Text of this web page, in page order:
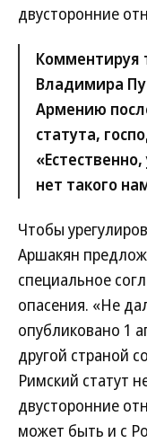
двусторонние
Комментируя
Владимира
Армению
статута,
нет такого
Чтобы
Аршакян
специальное
опасения. «Не
опубликовано 1
другой страной
Римский статут
двусторонние
может быть и с